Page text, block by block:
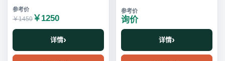
￥1450 ￥1250
详情
询价
详情